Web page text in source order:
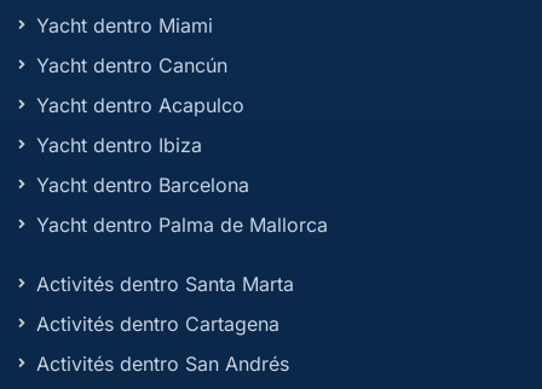
Yacht dentro Miami
Yacht dentro Cancún
Yacht dentro Acapulco
Yacht dentro Ibiza
Yacht dentro Barcelona
Yacht dentro Palma de Mallorca
Activités dentro Santa Marta
Activités dentro Cartagena
Activités dentro San Andrés